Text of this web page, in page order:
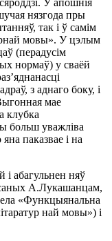
нязгода пры
так і ў самім
мовы». У цэлым
(перадусім
нормаў) у сваёй
з аднаго боку, і
мае
клубка
больш уважліва
паказвае і на
і абагульнен няў
А.Лукашанцам,
«Функцыянальна
най мовы») і